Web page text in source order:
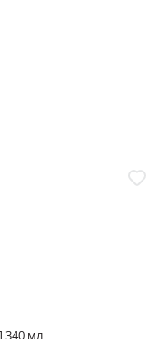
340 мл